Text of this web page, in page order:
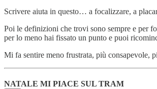
Scrivere aiuta in questo… a focalizzare, a
Poi le definizioni che trovi sono sempre e per
per lo meno hai fissato un punto e puoi
Mi fa sentire meno frustrata, più consapevole,
NATALE MI PIACE SUL TRAM